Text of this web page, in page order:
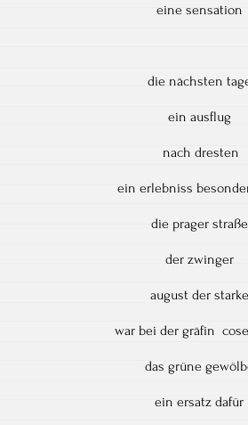
eine sensation
die nächsten
ein ausflug
nach dresten
ein erlebniss
die prager straße
der zwinger
august der starke
war bei der gräfin
das grüne
ein ersatz dafür